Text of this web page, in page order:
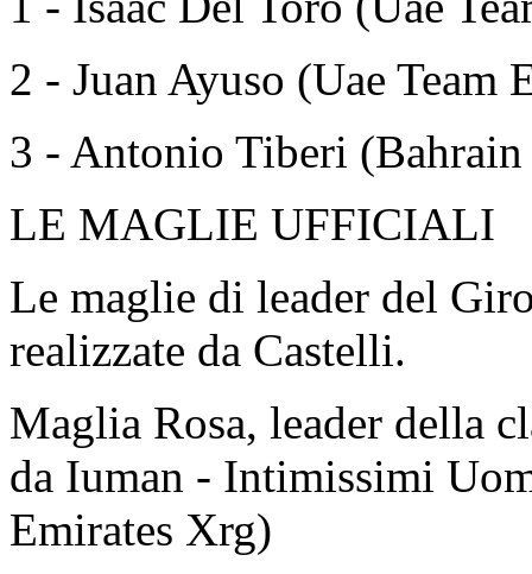
2 - Juan Ayuso (Uae Team
3 - Antonio Tiberi
LE MAGLIE UFFICIALI
Le maglie di leader del
realizzate da Castelli.
Maglia Rosa, leader della
da Iuman - Intimissimi
Emirates Xrg)